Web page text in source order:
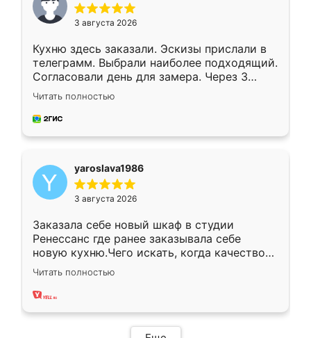
3 августа 2026
Кухню здесь заказали. Эскизы прислали в
телеграмм. Выбрали наиболее подходящий.
Согласовали день для замера. Через 3
недели кухня была уже готова. Остались
довольны работой. Спасибо Ренессанс
мебель за качественную работу!
Читать полностью
yaroslava1986
3 августа 2026
Заказала себе новый шкаф в студии
Ренессанс где ранее заказывала себе
новую кухню.Чего искать, когда качеством
вполне довольна. Служит кухня уже почти
два года, нареканий нет.
Читать полностью